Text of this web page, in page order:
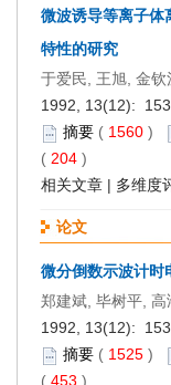
微波诱导等离子体
特性的研究
于爱民, 王旭, 金钦
1992, 13(12):
摘要 ( 1560 )
( 204 )
相关文章 | 多维度
论文
微分倒数示波计时
郑建斌, 毕树平, 高
1992, 13(12):
摘要 ( 1525 )
( 453 )